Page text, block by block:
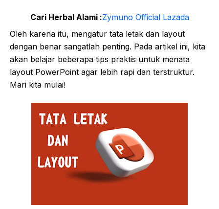
Cari Herbal Alami :Zymuno Official Lazada
Oleh karena itu, mengatur tata letak dan layout
dengan benar sangatlah penting. Pada artikel ini, kita
akan belajar beberapa tips praktis untuk menata
layout PowerPoint agar lebih rapi dan terstruktur.
Mari kita mulai!